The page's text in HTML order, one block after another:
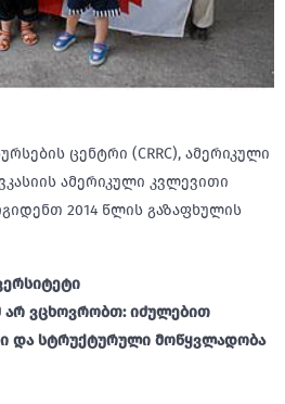
ცენტრი (CRRC), ამერიკული
ამერიკული კვლევითი
2014 წლის გაზაფხულის
არ ვცხოვრობთ: იძულებით
და სტრუქტურული მოწყვლადობა